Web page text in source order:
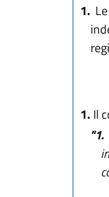
1.
1. Il
"1.